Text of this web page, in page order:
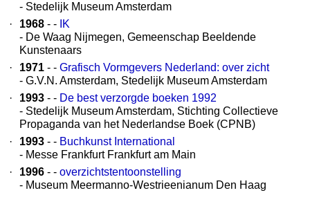
- Stedelijk Museum Amsterdam
·
1968 - - IK
- De Waag Nijmegen, Gemeenschap Beeldende
Kunstenaars
·
1971 - - Grafisch Vormgevers Nederland: over zicht
- G.V.N. Amsterdam, Stedelijk Museum Amsterdam
·
1993 - - De best verzorgde boeken 1992
- Stedelijk Museum Amsterdam, Stichting Collectieve
Propaganda van het Nederlandse Boek (CPNB)
·
1993 - - Buchkunst International
- Messe Frankfurt Frankfurt am Main
·
1996 - - overzichtstentoonstelling
- Museum Meermanno-Westrieenianum Den Haag